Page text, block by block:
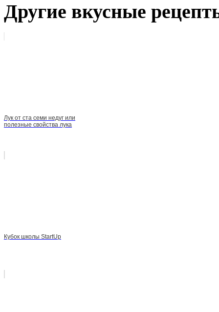
Другие вкусные
Лук от ста семи недуг или
полезные свойства лука
Кубок школы StartUp